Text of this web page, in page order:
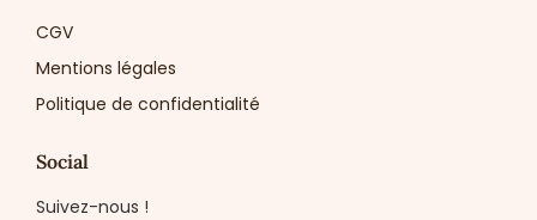
CGV
Mentions légales
Politique de confidentialité
Social
Suivez-nous !